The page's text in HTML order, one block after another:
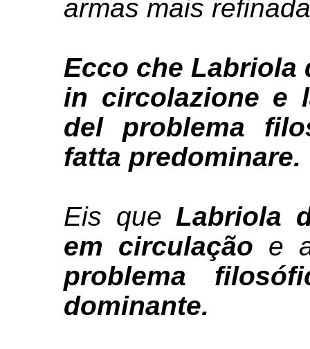
armas mais
Ecco che Labriola
in circolazione e
del problema
fatta predominare.
Eis que Labriola
em circulação e
problema
dominante.